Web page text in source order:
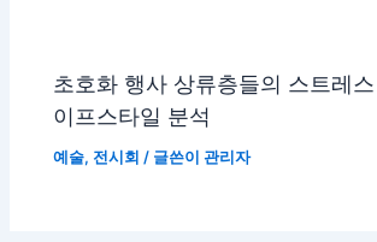
초호화 행사 상류층들의 스트레
이프스타일 분석
예술, 전시회 / 글쓴이관리자